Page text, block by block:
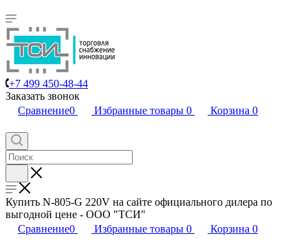
+7 499 450-48-44
Заказать звонок
Сравнение0 Избранные товары 0 Корзина 0
Купить N-805-G 220V на сайте официального дилера по
выгодной цене - ООО "ТСИ"
Сравнение0 Избранные товары 0 Корзина 0